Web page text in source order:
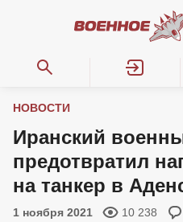
НОВОСТИ
Иранский
предотвратил
на танкер в
1 ноября 2021 10 238